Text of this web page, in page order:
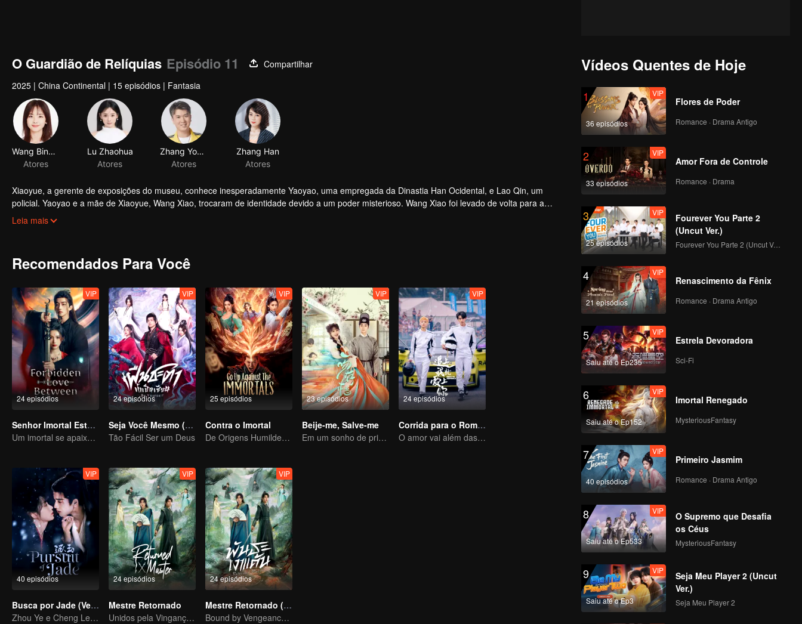
O Guardião de Relíquias Episódio 11
Compartilhar
2025 | China Continental | 15 episódios | Fantasia
Wang Bingbing
Atores
Lu Zhaohua
Atores
Xiaoyue, a gerente de exposições do museu, conhece inesperadamente Yaoyao, uma empregada da Dinastia Han Ocidental, e Lao Qin, um
policial. Yaoyao e a mãe de Xiaoyue, Wang Xiao, trocaram de identidade devido a um poder misterioso. Wang Xiao foi levado de volta para a
Dinastia Han Ocidental, enquanto Yaoyao ficou na era moderna. Xiaoyue e Yaoyao trabalham duro para encontrar uma maneira de viajar no
Leia mais
Recomendados Para Você
24 episódios
VIP
Senhor Imortal Está Em Apuros
Um imortal se apaixona por uma bruxa
24 episódios
VIP
Seja Você Mesmo (Versão Tailandesa)
Tão Fácil Ser um Deus
25 episódios
VIP
Contra o Imortal
De Origens Humildes a Matador de Imortais: Uma Jornada de Vingança Implacável
23 episódios
VIP
Beije-me, Salve-me
Em um sonho de primeiro amor, nossos lábios se encontraram em um beijo feliz
24 episódios
VIP
Corrida para o Romance
O amor vai além das fronteiras, a Glory United como parceira
40 episódios
VIP
Busca por Jade (Versão em Inglês)
Zhou Ye e Cheng Lei, os jovens generais que protegem o país
24 episódios
VIP
Mestre Retornado
Unidos pela Vingança, Entrelaçados pelo Destino
24 episódios
VIP
Mestre Retornado (Versão Tailandesa)
Bound by Vengeance, Entwined by Fate
Vídeos Quentes de Hoje
1
36 episódios
VIP
Flores de Poder
Romance · Drama Antigo
2
33 episódios
VIP
Amor Fora de Controle
Romance · Drama
3
25 episódios
VIP
Fourever You Parte 2
(Uncut Ver.)
Fourever You Parte 2 (Uncut Ver.)
4
21 episódios
VIP
Renascimento da Fênix
Romance · Drama Antigo
5
Saiu até o Ep235
VIP
Estrela Devoradora
Sci-Fi
6
Saiu até o Ep152
VIP
Imortal Renegado
MysteriousFantasy
7
40 episódios
VIP
Primeiro Jasmim
Romance · Drama Antigo
8
Saiu até o Ep533
VIP
O Supremo que Desafia
os Céus
MysteriousFantasy
9
Saiu até o Ep3
VIP
Seja Meu Player 2 (Uncut
Ver.)
Seja Meu Player 2